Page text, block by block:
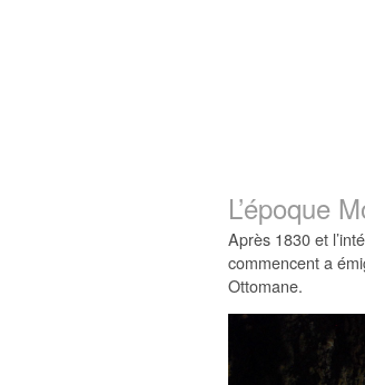
L’époque
Après 1830 et
commencent a
Ottomane.